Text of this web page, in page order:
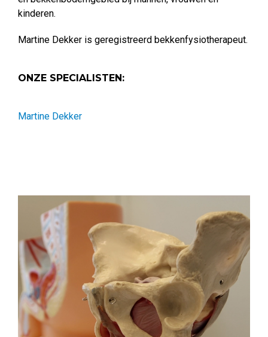
kinderen.
Martine Dekker is geregistreerd bekkenfysiotherapeut.
ONZE SPECIALISTEN:
Martine Dekker